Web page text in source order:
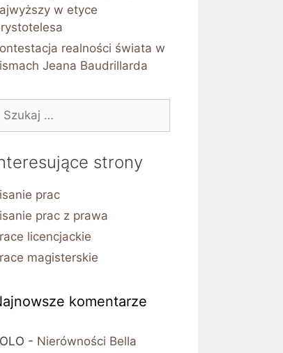
w etyce
realności świata w
Jeana Baudrillarda
strony
prac
prac z prawa
licencjackie
magisterskie
komentarze
- Nierówności Bella